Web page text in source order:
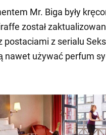
Mr. Biga były
został
postaciami z serialu
nawet używać perfum